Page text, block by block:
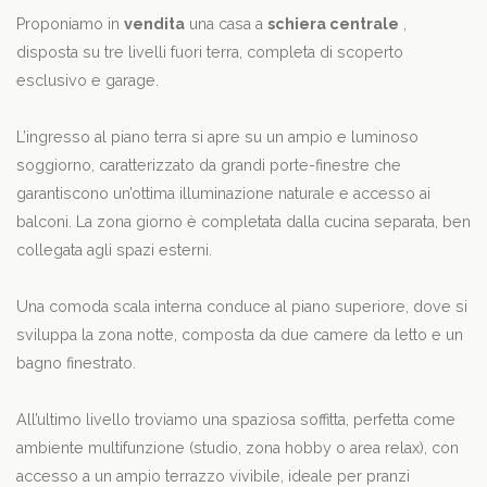
Proponiamo in vendita una casa a schiera centrale ,
disposta su tre livelli fuori terra, completa di scoperto
esclusivo e garage.
L’ingresso al piano terra si apre su un ampio e luminoso
soggiorno, caratterizzato da grandi porte-finestre che
garantiscono un’ottima illuminazione naturale e accesso ai
balconi. La zona giorno è completata dalla cucina separata, ben
collegata agli spazi esterni.
Una comoda scala interna conduce al piano superiore, dove si
sviluppa la zona notte, composta da due camere da letto e un
bagno finestrato.
All’ultimo livello troviamo una spaziosa soffitta, perfetta come
ambiente multifunzione (studio, zona hobby o area relax), con
accesso a un ampio terrazzo vivibile, ideale per pranzi